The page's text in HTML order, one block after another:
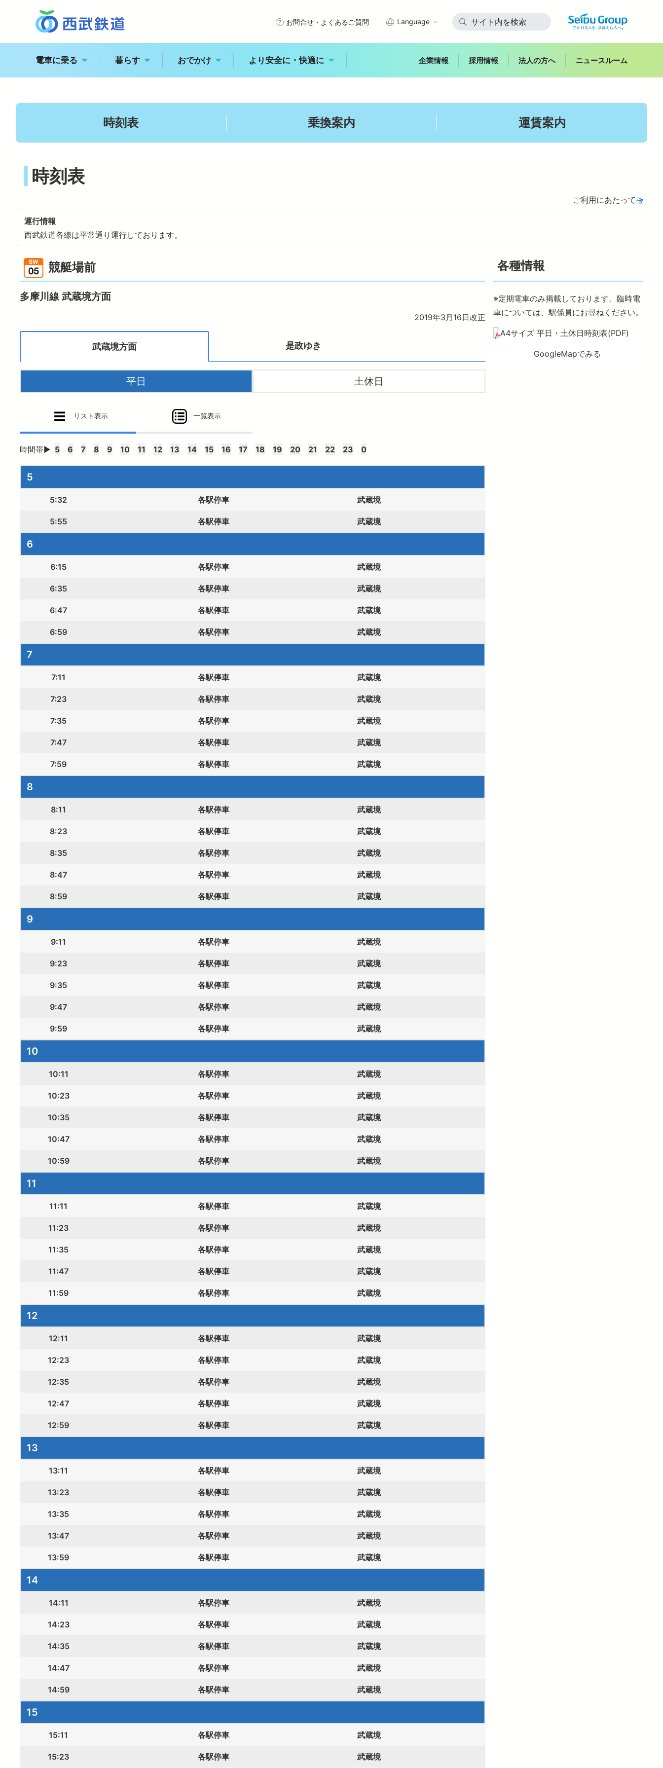
お問合せ・よくあるご質問 Language
電車に乗る
電車に乗るトップ
駅の情報・路線図 きっぷ・PASMO・定期券
バリアフリー情報
暮らす おでかけ
川越 所沢
石神井
入間・狭山 拝島 副都心
イベント・キャンペーン
おトクなきっぷ
より安全に・快適に
快適にご利用いただくために
企業情報 採用情報 法人の方へ ニュースルーム
時刻表 乗換案内 運賃案内
時刻表
ご利用にあたって
運行情報
西武鉄道各線は平常通り運行しております。
競艇場前
多摩川線 武蔵境方面
2019年3月16日改正
武蔵境方面 是政ゆき
平日 土休日
リスト表示 一覧表示
時間帯▶ 5 6 7 8 9 10 11 12 13 14 15 16 17 18 19 20 21 22 23 0
5
5:32 各駅停車 武蔵境
5:55 各駅停車 武蔵境
6
6:15 各駅停車 武蔵境
6:35 各駅停車 武蔵境
6:47 各駅停車 武蔵境
6:59 各駅停車 武蔵境
7
7:11 各駅停車 武蔵境
7:23 各駅停車 武蔵境
7:35 各駅停車 武蔵境
7:47 各駅停車 武蔵境
7:59 各駅停車 武蔵境
8
8:11 各駅停車 武蔵境
8:23 各駅停車 武蔵境
8:35 各駅停車 武蔵境
8:47 各駅停車 武蔵境
8:59 各駅停車 武蔵境
9
9:11 各駅停車 武蔵境
9:23 各駅停車 武蔵境
9:35 各駅停車 武蔵境
9:47 各駅停車 武蔵境
9:59 各駅停車 武蔵境
10
10:11 各駅停車 武蔵境
10:23 各駅停車 武蔵境
10:35 各駅停車 武蔵境
10:47 各駅停車 武蔵境
10:59 各駅停車 武蔵境
11
11:11 各駅停車 武蔵境
11:23 各駅停車 武蔵境
11:35 各駅停車 武蔵境
11:47 各駅停車 武蔵境
11:59 各駅停車 武蔵境
12
12:11 各駅停車 武蔵境
12:23 各駅停車 武蔵境
12:35 各駅停車 武蔵境
12:47 各駅停車 武蔵境
12:59 各駅停車 武蔵境
13
13:11 各駅停車 武蔵境
13:23 各駅停車 武蔵境
13:35 各駅停車 武蔵境
13:47 各駅停車 武蔵境
13:59 各駅停車 武蔵境
14
14:11 各駅停車 武蔵境
14:23 各駅停車 武蔵境
14:35 各駅停車 武蔵境
14:47 各駅停車 武蔵境
14:59 各駅停車 武蔵境
15
15:11 各駅停車 武蔵境
15:23 各駅停車 武蔵境
各種情報
※定期電車のみ掲載しております。臨時電
車については、駅係員にお尋ねください。
A4サイズ 平日・土休日時刻表(PDF)
GoogleMapでみる